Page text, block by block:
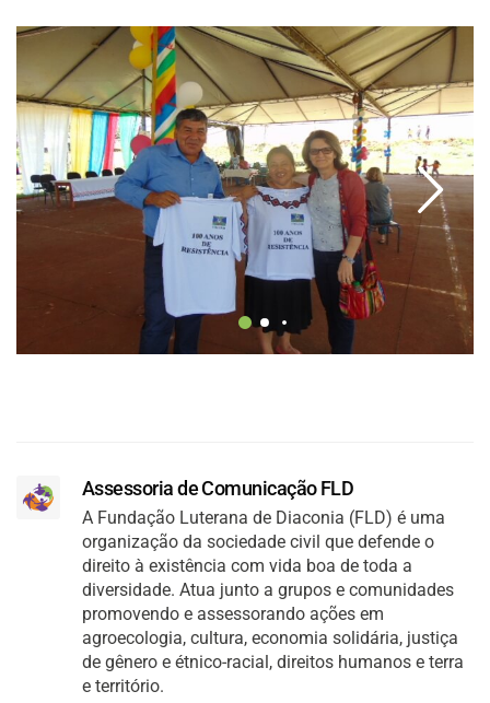
Assessoria de Comunicação FLD
A Fundação Luterana de Diaconia (FLD) é uma
organização da sociedade civil que defende o
direito à existência com vida boa de toda a
diversidade. Atua junto a grupos e comunidades
promovendo e assessorando ações em
agroecologia, cultura, economia solidária, justiça
de gênero e étnico-racial, direitos humanos e terra
e território.